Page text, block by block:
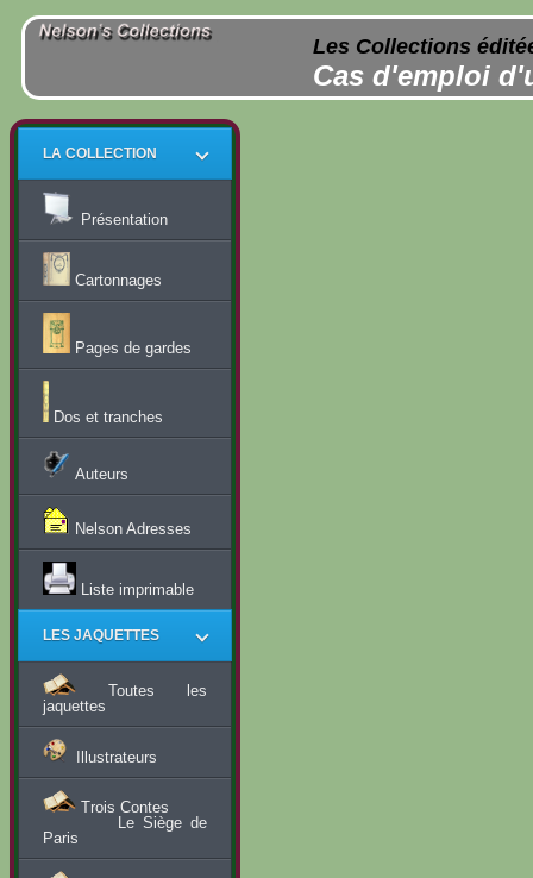
Les Collections
Cas d'emploi
LA COLLECTION
Présentation
Cartonnages
Pages de gardes
Dos et tranches
Auteurs
Nelson Adresses
Liste imprimable
LES JAQUETTES
Toutes les
jaquettes
Illustrateurs
Trois Contes
Le Siège de
Paris